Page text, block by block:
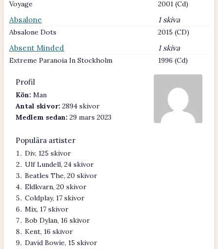
Voyage
2001 (Cd)
Absalone 1 skiva
Absalone Dots 2015 (CD)
Absent Minded 1 skiva
Extreme Paranoia In Stockholm 1996 (Cd)
Profil
Kön: Man
Antal skivor: 2894 skivor
Medlem sedan: 29 mars 2023
Populära artister
Div, 125 skivor
Ulf Lundell, 24 skivor
Beatles The, 20 skivor
Eldkvarn, 20 skivor
Coldplay, 17 skivor
Mix, 17 skivor
Bob Dylan, 16 skivor
Kent, 16 skivor
David Bowie, 15 skivor